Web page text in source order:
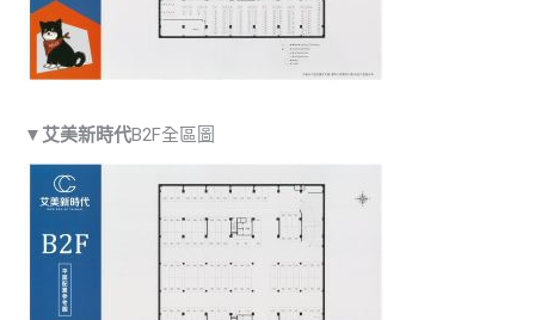
▼ 艾美新時代B2F全區圖